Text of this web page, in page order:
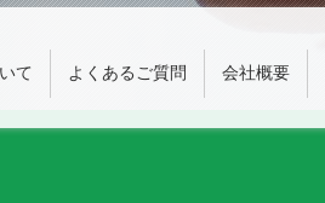
て よくあるご質問 会社概要